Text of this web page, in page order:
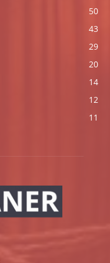
50
43
29
20
14
12
11